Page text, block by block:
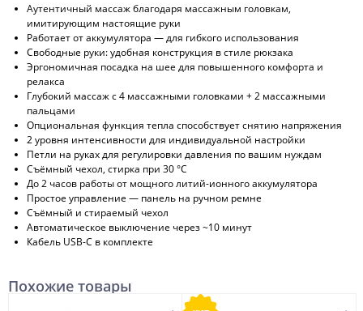
Аутентичный массаж благодаря массажным головкам,
имитирующим настоящие руки
Работает от аккумулятора — для гибкого использования
Свободные руки: удобная конструкция в стиле рюкзака
Эргономичная посадка на шее для повышенного комфорта и
релакса
Глубокий массаж с 4 массажными головками + 2 массажными
пальцами
Опциональная функция тепла способствует снятию напряжения
2 уровня интенсивности для индивидуальной настройки
Петли на руках для регулировки давления по вашим нуждам
Съёмный чехол, стирка при 30 °C
До 2 часов работы от мощного литий-ионного аккумулятора
Простое управление — панель на ручном ремне
Съёмный и стираемый чехол
Автоматическое выключение через ~10 минут
Кабель USB-C в комплекте
Похожие товары